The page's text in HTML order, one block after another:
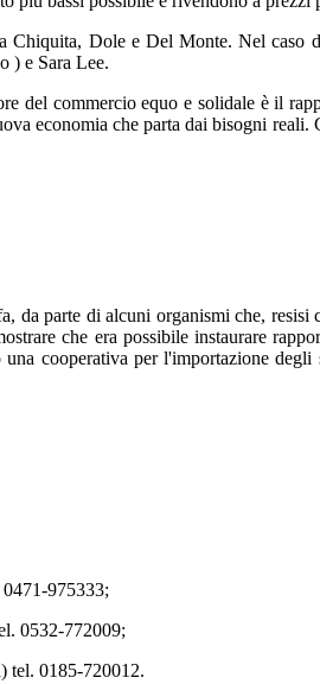
Dole e Del Monte. Nel
) e Sara Lee.
del commercio equo e solidale è il
economia che parta dai bisogni
da parte di alcuni organismi che,
che era possibile instaurare
cooperativa per l'importazione
975333;
0532-772009;
tel. 0185-720012.